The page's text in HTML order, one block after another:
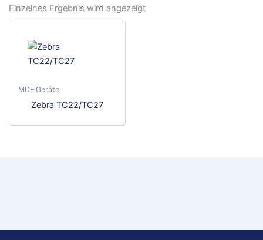
Einzelnes Ergebnis wird angezeigt
MDE Geräte
Zebra TC22/TC27
auf